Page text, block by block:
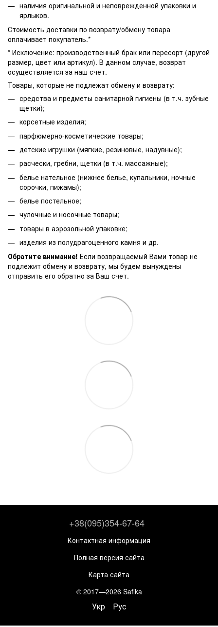
наличия оригинальной и неповрежденной упаковки и
ярлыков.
Стоимость доставки по возврату/обмену товара
оплачивает покупатель.*
* Исключение: производственный брак или пересорт (другой
размер, цвет или артикул). В данном случае, возврат
осуществляется за наш счет.
Товары, которые не подлежат обмену и возврату:
средства и предметы санитарной гигиены (в т.ч. зубные
щетки);
корсетные изделия;
парфюмерно-косметические товары;
детские игрушки (мягкие, резиновые, надувные);
расчески, гребни, щетки (в т.ч. массажные);
белье нательное (нижнее белье, купальники, ночные
сорочки, пижамы);
белье постельное;
чулочные и носочные товары;
товары в аэрозольной упаковке;
изделия из полудрагоценного камня и др.
Обратите внимание! Если возвращаемый Вами товар не
подлежит обмену и возврату, мы будем вынуждены
отправить его обратно за Ваш счет.
+38(095)354-67-64
Контактная информация
Полная версия сайта
Карта сайта
© 2017—2026 Safika
Укр Рус